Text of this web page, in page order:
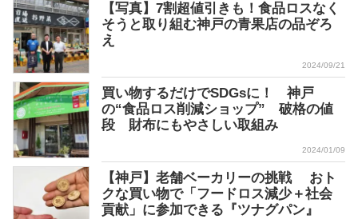
【写真】7割超値引きも！食品ロスなく
そうと取り組む神戸の青果店の品ぞろ
え
2024/09/21
買い物するだけでSDGsに！ 神戸
の“食品ロス削減ショップ” 破格の値
段 財布にもやさしい取組み
2024/01/09
【神戸】老舗ベーカリーの挑戦 おト
クな買い物で「フードロス減少＋社会
貢献」に参加できる『ツナグパン』